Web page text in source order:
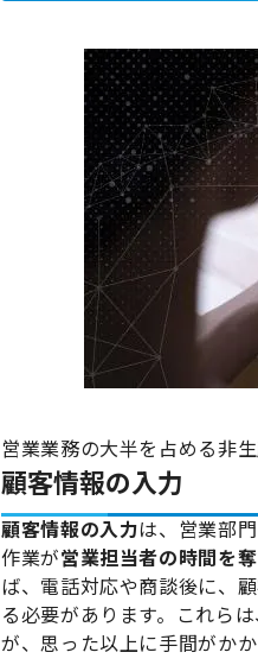
営業業務の大半を占める非
顧客情報の入力
顧客情報の入力は、営業部
作業が営業担当者の時間を
ば、電話対応や商談後に、
る必要があります。これら
が、思った以上に手間がかか